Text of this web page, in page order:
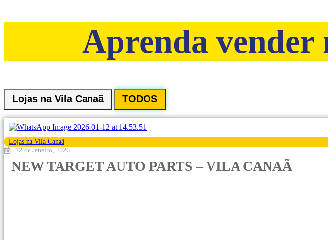
Aprenda
Lojas na Vila Canaã TODOS
Lojas na Vila Canaã
12 de Janeiro, 2026
NEW TARGET AUTO PARTS – VILA CANAÃ